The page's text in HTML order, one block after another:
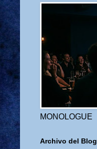
MONOLOGUE
Archivo del Blog